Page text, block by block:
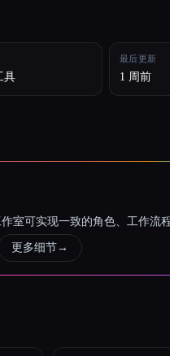
具
最后更新
1 周前
室可实现一致的角色、工作流
更多细节→